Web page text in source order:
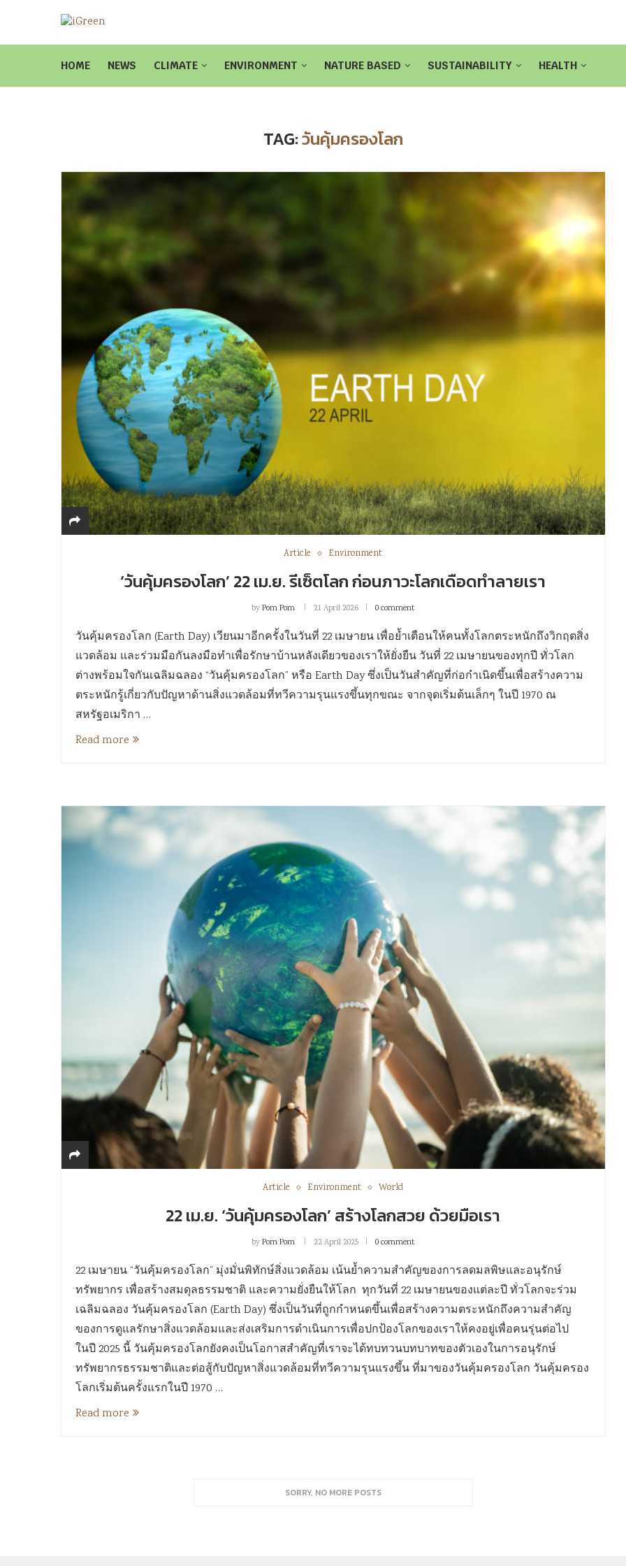
HOME NEWS CLIMATE ENVIRONMENT NATURE BASED SUSTAINABILITY HEALTH
TAG:วันคุ้มครองโลก
Article Environment
‘วันคุ้มครองโลก’ 22 เม.ย. รีเซ็ตโลก ก่อนภาวะโลกเดือดทำลายเรา
byPom Pom 21 April 2026 0 comment
วันคุ้มครองโลก (Earth Day) เวียนมาอีกครั้งในวันที่ 22 เมษายน เพื่อย้ำเตือนให้คนทั้งโลกตระหนักถึงวิกฤตสิ่ง
แวดล้อม และร่วมมือกันลงมือทำเพื่อรักษาบ้านหลังเดียวของเราให้ยั่งยืน วันที่ 22 เมษายนของทุกปี ทั่วโลก
ต่างพร้อมใจกันเฉลิมฉลอง “วันคุ้มครองโลก” หรือ Earth Day ซึ่งเป็นวันสำคัญที่ก่อกำเนิดขึ้นเพื่อสร้างความ
ตระหนักรู้เกี่ยวกับปัญหาด้านสิ่งแวดล้อมที่ทวีความรุนแรงขึ้นทุกขณะ จากจุดเริ่มต้นเล็กๆ ในปี 1970 ณ
สหรัฐอเมริกา …
Read more
Article Environment World
22 เม.ย. ‘วันคุ้มครองโลก’ สร้างโลกสวย ด้วยมือเรา
byPom Pom 22 April 2025 0 comment
22 เมษายน “วันคุ้มครองโลก” มุ่งมั่นพิทักษ์สิ่งแวดล้อม เน้นย้ำความสำคัญของการลดมลพิษและอนุรักษ์
ทรัพยากร เพื่อสร้างสมดุลธรรมชาติ และความยั่งยืนให้โลก ทุกวันที่ 22 เมษายนของแต่ละปี ทั่วโลกจะร่วม
เฉลิมฉลอง วันคุ้มครองโลก (Earth Day) ซึ่งเป็นวันที่ถูกกำหนดขึ้นเพื่อสร้างความตระหนักถึงความสำคัญ
ของการดูแลรักษาสิ่งแวดล้อมและส่งเสริมการดำเนินการเพื่อปกป้องโลกของเราให้คงอยู่เพื่อคนรุ่นต่อไป
ในปี 2025 นี้ วันคุ้มครองโลกยังคงเป็นโอกาสสำคัญที่เราจะได้ทบทวนบทบาทของตัวเองในการอนุรักษ์
ทรัพยากรธรรมชาติและต่อสู้กับปัญหาสิ่งแวดล้อมที่ทวีความรุนแรงขึ้น ที่มาของวันคุ้มครองโลก วันคุ้มครอง
โลกเริ่มต้นครั้งแรกในปี 1970 …
Read more
SORRY, NO MORE POSTS